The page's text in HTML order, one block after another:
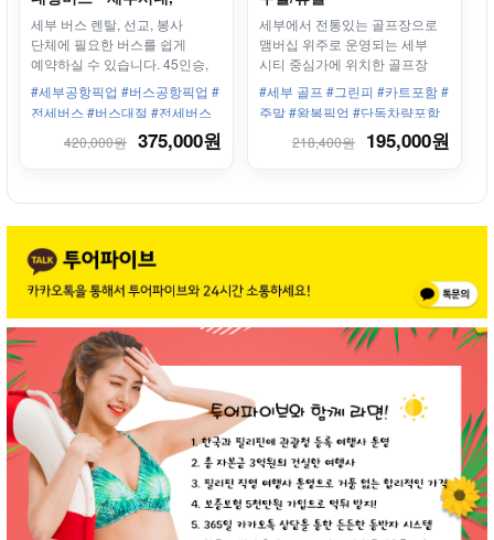
모알보알, 오슬롭, 카와산
등
세부 버스 렌탈, 선교, 봉사
단체에 필요한 버스를 쉽게
예약하실 수 있습니다. 45인승,
27인승 리무진 버스, 미니 버스
등이 준비되어 있습니다.
#세부공항픽업 #버스공항픽업 #
전세버스 #버스대절 #전세버스
#막탄공항픽업
420,000원 375,000원
세부에서 전통있는 골프장으로
맴버십 위주로 운영되는 세부
시티 중심가에 위치한 골프장
#세부 골프 #그린피 #카트포함 #
주말 #왕복픽업 #단독차량포함
#세부 컨트리 클럽 #세부CC
218,400원 195,000원